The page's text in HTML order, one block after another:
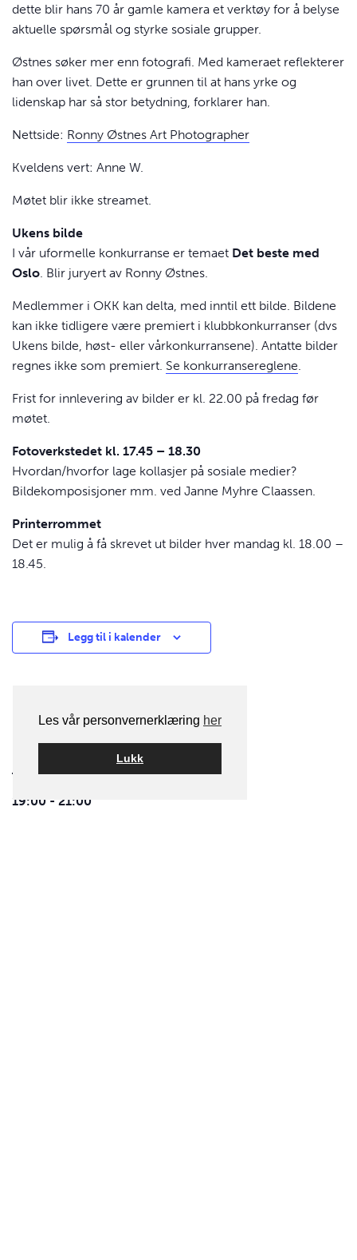
Les vår personvernerklæring her
Lukk
dette blir hans 70 år gamle kamera et verktøy for å belyse
aktuelle spørsmål og styrke sosiale grupper.
Østnes søker mer enn fotografi. Med kameraet reflekterer
han over livet. Dette er grunnen til at hans yrke og
lidenskap har så stor betydning, forklarer han.
Nettside: Ronny Østnes Art Photographer
Kveldens vert: Anne W.
Møtet blir ikke streamet.
Ukens bilde
I vår uformelle konkurranse er temaet Det beste med
Oslo . Blir juryert av Ronny Østnes.
Medlemmer i OKK kan delta, med inntil ett bilde. Bildene
kan ikke tidligere være premiert i klubbkonkurranser (dvs
Ukens bilde, høst- eller vårkonkurransene). Antatte bilder
regnes ikke som premiert. Se konkurransereglene
Frist for innlevering av bilder er kl. 22.00 på fredag før
møtet.
Fotoverkstedet kl. 17.45 – 18.30
Hvordan/hvorfor lage kollasjer på sosiale medier?
Bildekomposisjoner mm. ved Janne Myhre Claassen.
Printerrommet
Det er mulig å få skrevet ut bilder hver mandag kl. 18.00 –
18.45.
Legg til i kalender
Dato:
Tid
19:00 - 21:00